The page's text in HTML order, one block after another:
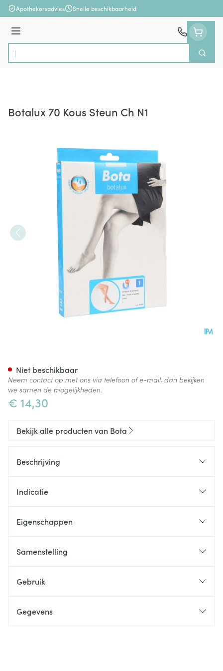
Ga naar de inhoud
Apothekersadvies Snelle beschikbaarheid
Menu
Product, merk, categorie...
Zoek
Botalux 70 Kous Steun Ch N1
€ 14,30
Niet beschikbaar
Neem contact op met ons via telefoon of e-mail, dan bekijken
we samen de mogelijkheden.
Bekijk alle producten van Bota
Beschrijving
Indicatie
Eigenschappen
Samenstelling
Gebruik
Gegevens